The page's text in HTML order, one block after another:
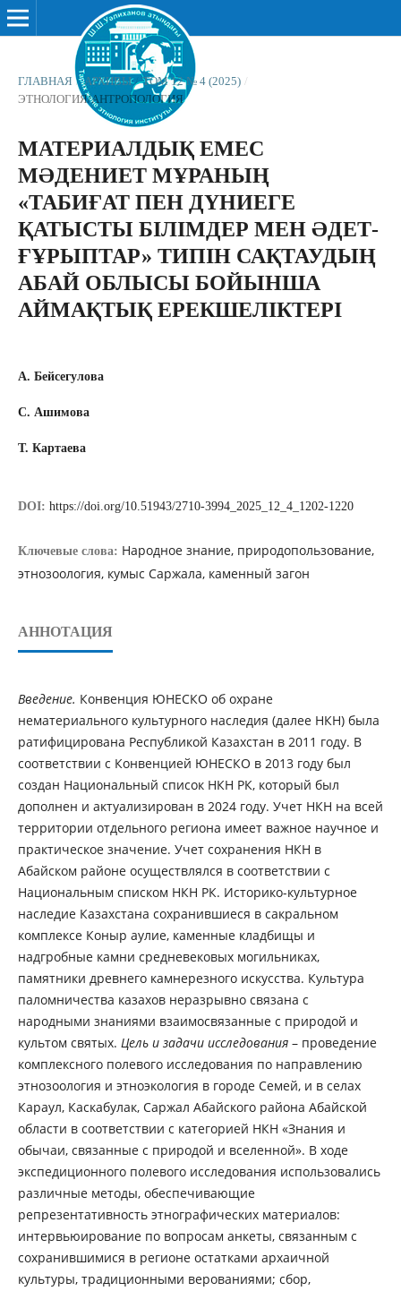
ГЛАВНАЯ / АРХИВЫ / ТОМ 12 № 4 (2025) /
ЭТНОЛОГИЯ/АНТРОПОЛОГИЯ
МАТЕРИАЛДЫҚ ЕМЕС
МӘДЕНИЕТ МҰРАНЫҢ
«ТАБИҒАТ ПЕН ДҮНИЕГЕ
ҚАТЫСТЫ БІЛІМДЕР МЕН ӘДЕТ-
ҒҰРЫПТАР» ТИПІН САҚТАУДЫҢ
АБАЙ ОБЛЫСЫ БОЙЫНША
АЙМАҚТЫҚ ЕРЕКШЕЛІКТЕРІ
А. Бейсегулова
С. Ашимова
Т. Картаева
DOI: https://doi.org/10.51943/2710-3994_2025_12_4_1202-1220
Ключевые слова: Народное знание, природопользование,
этнозоология, кумыс Саржала, каменный загон
АННОТАЦИЯ
Введение. Конвенция ЮНЕСКО об охране
нематериального культурного наследия (далее НКН) была
ратифицирована Республикой Казахстан в 2011 году. В
соответствии с Конвенцией ЮНЕСКО в 2013 году был
создан Национальный список НКН РК, который был
дополнен и актуализирован в 2024 году. Учет НКН на всей
территории отдельного региона имеет важное научное и
практическое значение. Учет сохранения НКН в
Абайском районе осуществлялся в соответствии с
Национальным списком НКН РК. Историко-культурное
наследие Казахстана сохранившиеся в сакральном
комплексе Коныр аулие, каменные кладбищы и
надгробные камни средневековых могильниках,
памятники древнего камнерезного искусства. Культура
паломничества казахов неразрывно связана с
народными знаниями взаимосвязанные с природой и
культом святых. Цель и задачи исследования– проведение
комплексного полевого исследования по направлению
этнозоология и этноэкология в городе Семей, и в селах
Караул, Каскабулак, Саржал Абайского района Абайской
области в соответствии с категорией НКН «Знания и
обычаи, связанные с природой и вселенной». В ходе
экспедиционного полевого исследования использовались
различные методы, обеспечивающие
репрезентативность этнографических материалов:
интервьюирование по вопросам анкеты, связанным с
сохранившимися в регионе остатками архаичной
культуры, традиционными верованиями; сбор,